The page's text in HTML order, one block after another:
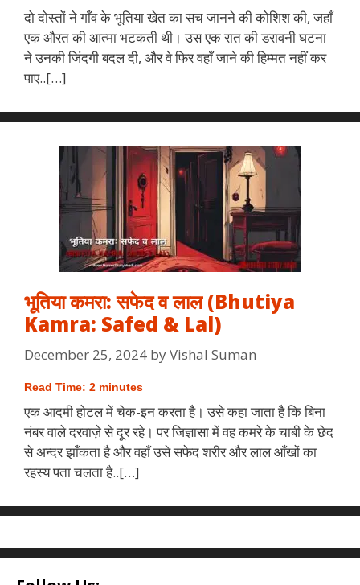
दो दोस्तों ने गाँव के भूतिया खेत का सच जानने की कोशिश की, जहाँ
एक औरत की आत्मा भटकती थी। उस एक रात की डरावनी घटना
ने उनकी जिंदगी बदल दी, और वे फिर वहाँ जाने की हिम्मत नहीं कर
पाए..[…]
भूतिया कमरा: सफेद व लाल (Bhutiya
Kamra: Safed & Lal)
December 25, 2024 byVishal Suman
Read Time: 2 minutes
एक आदमी होटल में चेक-इन करता है। उसे कहा जाता है कि बिना
नंबर वाले दरवाज़े से दूर रहे। पर जिज्ञासा में वह कमरे के चाबी के छेद
से अन्दर झाँकता है और वहाँ उसे सफेद शरीर और लाल आँखों का
रहस्य पता चलता है..[…]